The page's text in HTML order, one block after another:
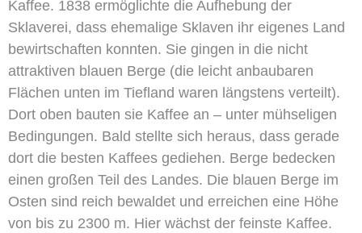
Kaffee. 1838 ermöglichte die Aufhebung der
Sklaverei, dass ehemalige Sklaven ihr eigenes Land
bewirtschaften konnten. Sie gingen in die nicht
attraktiven blauen Berge (die leicht anbaubaren
Flächen unten im Tiefland waren längstens verteilt).
Dort oben bauten sie Kaffee an – unter mühseligen
Bedingungen. Bald stellte sich heraus, dass gerade
dort die besten Kaffees gediehen. Berge bedecken
einen großen Teil des Landes. Die blauen Berge im
Osten sind reich bewaldet und erreichen eine Höhe
von bis zu 2300 m. Hier wächst der feinste Kaffee.